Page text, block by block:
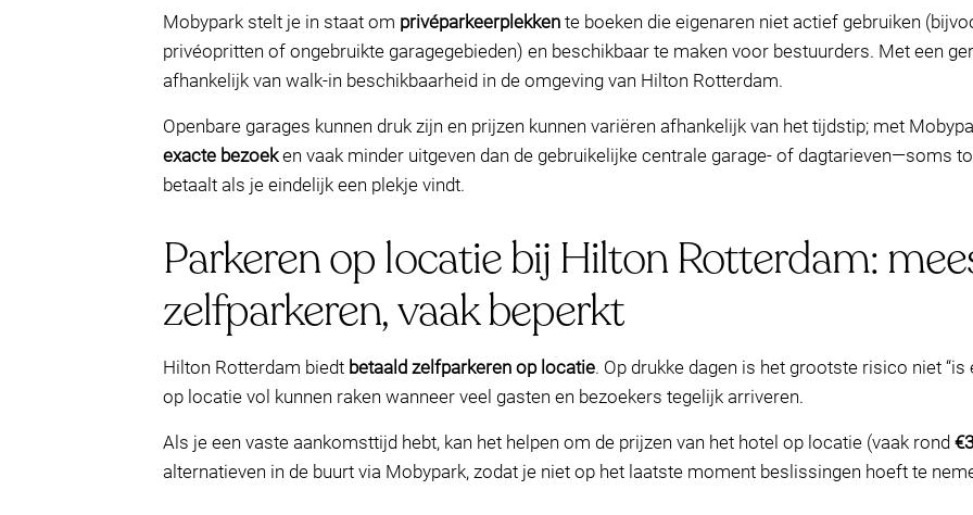
Mobypark stelt je in staat om privéparkeerplekken te boeken die eigenaren niet actief gebruiken
privéopritten of ongebruikte garagegebieden) en beschikbaar te maken voor bestuurders. Met een
afhankelijk van walk-in beschikbaarheid in de omgeving van Hilton Rotterdam.
Openbare garages kunnen druk zijn en prijzen kunnen variëren afhankelijk van het tijdstip; met
exacte bezoeken vaak minder uitgeven dan de gebruikelijke centrale garage- of dagtarieven—soms
betaalt als je eindelijk een plekje vindt.
Parkeren op locatie bij Hilton Rotterdam:
zelfparkeren, vaak beperkt
Hilton Rotterdam biedt betaald zelfparkeren op locatie. Op drukke dagen is het grootste risico niet
op locatie vol kunnen raken wanneer veel gasten en bezoekers tegelijk arriveren.
Als je een vaste aankomsttijd hebt, kan het helpen om de prijzen van het hotel op locatie (vaak rond
alternatieven in de buurt via Mobypark, zodat je niet op het laatste moment beslissingen hoeft te